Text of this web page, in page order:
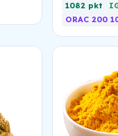
1082 pkt
ORAC 200